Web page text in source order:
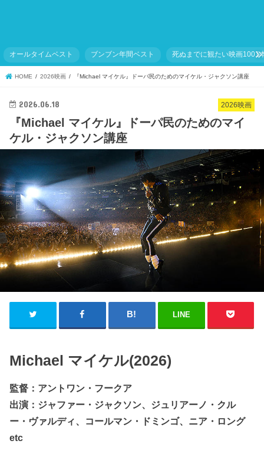
オールタイムベスト ブンブン年間ベスト 死ぬまでに観たい映画1001
HOME 2026映画 『Michael マイケル』ドーパ民のためのマイケル・ジャクソン講座
2026映画
2026.06.18
『Michael マイケル』ドーパ民のためのマイ
ケル・ジャクソン講座
LINE
Michael マイケル(2026)
監督：アントワン・フークア
出演：ジャファー・ジャクソン、ジュリアーノ・クル
ー・ヴァルディ、コールマン・ドミンゴ、ニア・ロング
etc